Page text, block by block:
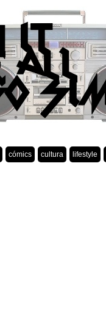
cómics cultura lifestyle